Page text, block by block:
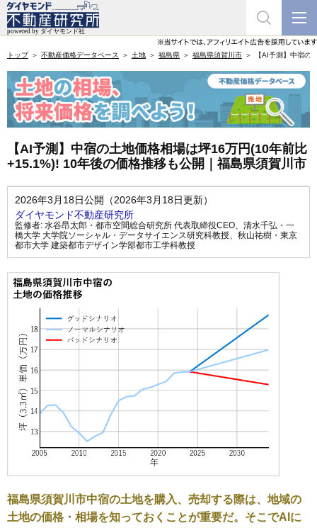
トップ 不動産価格データベース 土地 福島県 福島県須賀川市 【AI予測】中宿
【AI予測】中宿の土地価格相場は坪16万円(10年前比
+15.1%)! 10年後の価格推移も公開｜福島県須賀川市
2026年3月18日公開（2026年3月18日更新）
ダイヤモンド不動産研究所
監修者: 水谷昂太郎・都市空間総合研究所 代表取締役CEO、 清水千弘・一
橋大学 大学院ソーシャル・データサイエンス研究科教授、 秋山祐樹・東京
都市大学 建築都市デザイン学部都市工学科教授
福島県須賀川市中宿の土地を購入、売却する際は、地域の
土地の価格・相場を知っておくことが重要だ。そこでAIに